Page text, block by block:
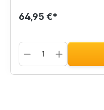
64,95 €*